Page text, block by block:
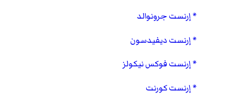
إرنست جرونوالد
إرنست ديفيدسون
إرنست فوكس نيكولز
إرنست كورنت